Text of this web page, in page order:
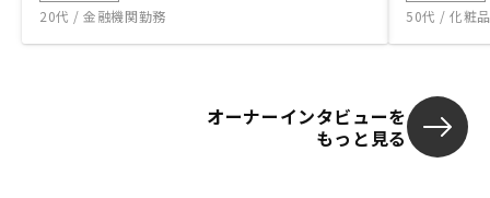
20代 / 金融機関勤務 50代 / 化粧
オーナーインタビューを
もっと見る